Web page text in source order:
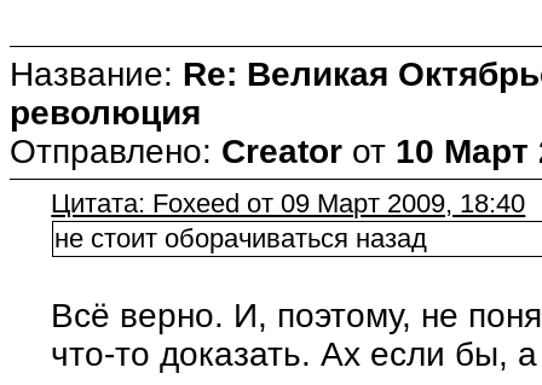
Название: Re: Великая
революция
Отправлено: Creator от 10 Март
Цитата: Foxeed от 09 Март 2009, 18:40
не стоит оборачиваться назад
Всё верно. И, поэтому, не
что-то доказать. Ах если бы,